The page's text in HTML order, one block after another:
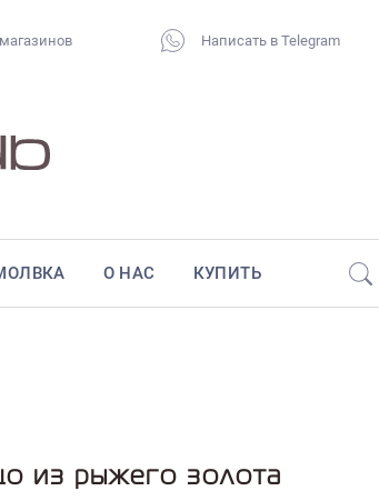
Написать в Telegram
О НАС КУПИТЬ
из рыжего золота